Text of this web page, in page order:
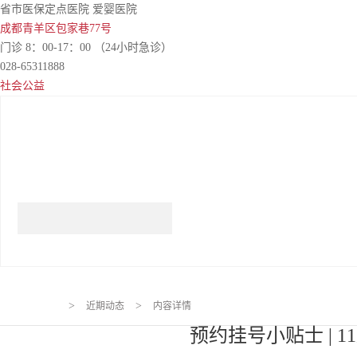
省市医保定点医院 爱婴医院
成都青羊区包家巷77号
门诊 8：00-17：00 （24小时急诊）
028-65311888
社会公益
> 近期动态 > 内容详情
预约挂号小贴士 |